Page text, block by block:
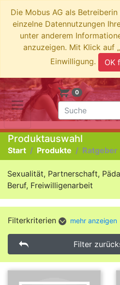
Die Mobus AG als
einzelne Datennutzungen
unter anderem
anzuzeigen. Mit Klick auf
Einwilligung.
OK
0
Produktauswahl
Start Produkte Ratgeber
Sexualität, Partnerschaft,
Beruf, Freiwilligenarbeit
Filterkriterien mehr anzeigen
Filter